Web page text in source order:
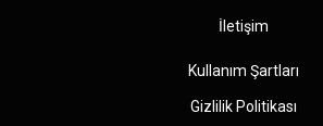
İletişim
Kullanım Şartları
Gizlilik Politikası